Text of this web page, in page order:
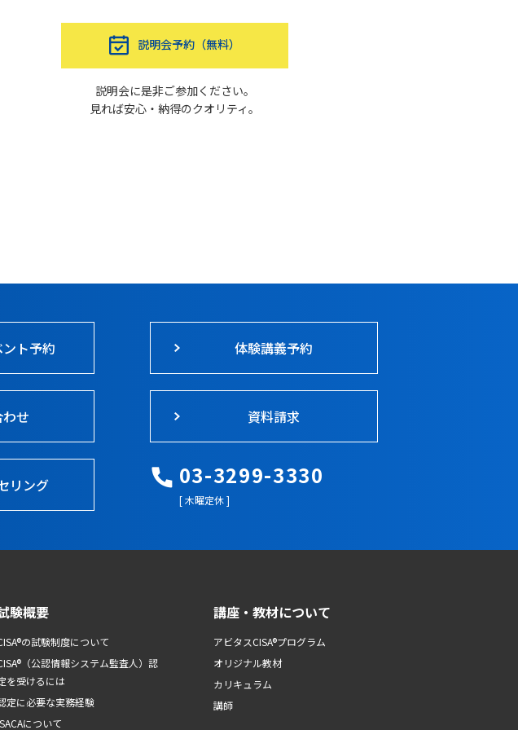
説明会予約（無料）
説明会に是非ご参加ください。
見れば安心・納得のクオリティ。
ト予約 体験講義予約
せ 資料請求
リング 03-3299-3330
[ 木曜定休 ]
験概要
の試験制度について
（公認情報システム監査人）認
を受けるには
定に必要な実務経験
について
講座・教材について
アビタスCISA®プログラム
オリジナル教材
カリキュラム
講師